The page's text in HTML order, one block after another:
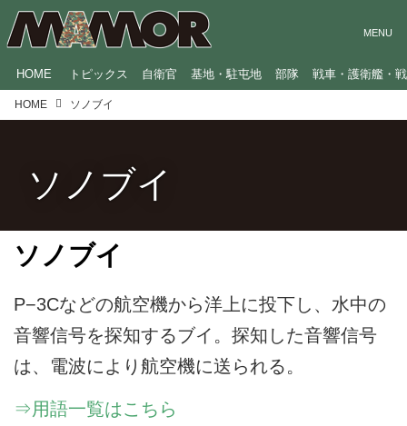
HOME トピックス 自衛官 基地・駐屯地 部隊 戦車・護衛艦・
HOME ソノブイ
ソノブイ
ソノブイ
P−3Cなどの航空機から洋上に投下し、水中の
音響信号を探知するブイ。探知した音響信号
は、電波により航空機に送られる。
⇒用語一覧はこちら